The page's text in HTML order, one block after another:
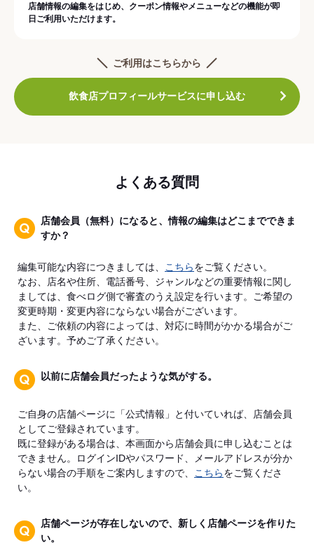
店舗情報の編集をはじめ、クーポン情報やメニューなどの機能が即
日ご利用いただけます。
ご利用はこちらから
飲食店プロフィールサービスに申し込む
よくある質問
店舗会員（無料）になると、情報の編集はどこまでできま
すか？
編集可能な内容につきましては、 こちらをご覧ください。
なお、店名や住所、電話番号、ジャンルなどの重要情報に関し
ましては、食べログ側で審査のうえ設定を行います。ご希望の
変更時期・変更内容にならない場合がございます。
また、ご依頼の内容によっては、対応に時間がかかる場合がご
ざいます。予めご了承ください。
以前に店舗会員だったような気がする。
ご自身の店舗ページに「公式情報」と付いていれば、店舗会員
としてご登録されています。
既に登録がある場合は、本画面から店舗会員に申し込むことは
できません。ログインIDやパスワード、メールアドレスが分か
らない場合の手順をご案内しますので、
こちらをご覧くださ
い。
店舗ページが存在しないので、新しく店舗ページを作りた
い。